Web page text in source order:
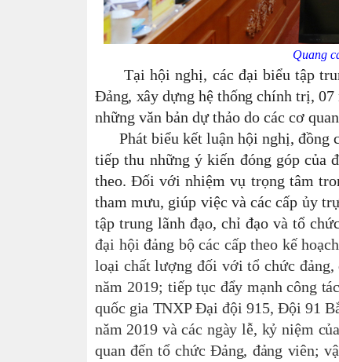
Quang
Tại hội nghị, các đại biểu tập
Đảng, xây dựng hệ thống chính trị,
những văn bản dự thảo do các cơ
Phát biểu kết luận hội nghị, đồng
tiếp thu những ý kiến đóng góp của
theo.Đối với nhiệm vụ trọng tâm
tham mưu, giúp việc và cáccấp ủy
tập trung lãnh đạo, chỉ đạovà tổ
đại hội đảng bộ các cấp theo kế
loại chất lượng đối với tổ chức đảng,
năm 2019; tiếp tục đẩy mạnh công
quốc gia TNXP Đại đội 915, Đội 91
năm 2019 và các ngày lễ, kỷ niệm
quan đến tổ chức Đảng, đảng viên;